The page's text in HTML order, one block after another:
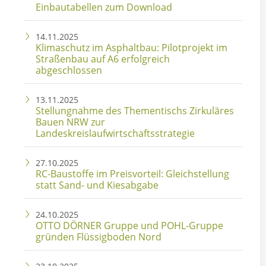
Einbautabellen zum Download
14.11.2025
Klimaschutz im Asphaltbau: Pilotprojekt im
Straßenbau auf A6 erfolgreich
abgeschlossen
13.11.2025
Stellungnahme des Thementischs Zirkuläres
Bauen NRW zur
Landeskreislaufwirtschaftsstrategie
27.10.2025
RC-Baustoffe im Preisvorteil: Gleichstellung
statt Sand- und Kiesabgabe
24.10.2025
OTTO DÖRNER Gruppe und POHL-Gruppe
gründen Flüssigboden Nord